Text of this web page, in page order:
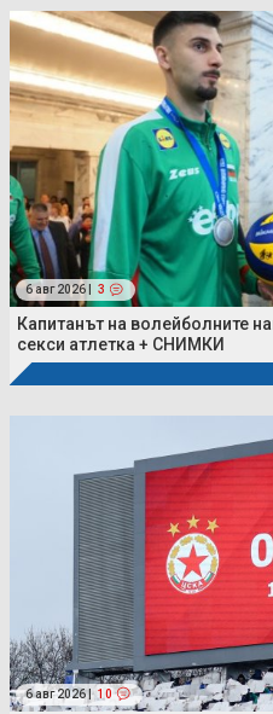
6 авг 2026 | 3
Капитанът на волейболните
секси атлетка + СНИМКИ
6 авг 2026 | 10